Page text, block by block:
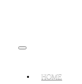
HOME